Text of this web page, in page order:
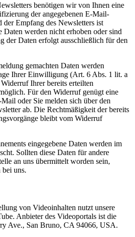
benötigen wir von Ihnen eine
der angegebenen E-Mail-
der Empfang des Newsletters ist
werden nicht erhoben oder sind
der Daten erfolgt ausschließlich für den
gemachten Daten werden
Ihrer Einwilligung (Art. 6 Abs. 1 lit. a
Ihrer bereits erteilten
Für den Widerruf genügt eine
oder Sie melden sich über den
ab. Die Rechtmäßigkeit der bereits
bleibt vom Widerruf
eingegebene Daten werden im
Sollten diese Daten für andere
an uns übermittelt worden sein,
uns.
von Videoinhalten nutzt unsere
Anbieter des Videoportals ist die
Ave., San Bruno, CA 94066, USA.